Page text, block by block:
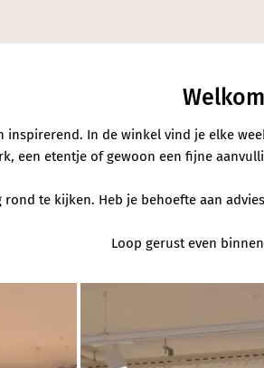
inspirerend. In de winkel vind je elke
een etentje of gewoon een fijne
te kijken. Heb je behoefte aan
Loop gerust even